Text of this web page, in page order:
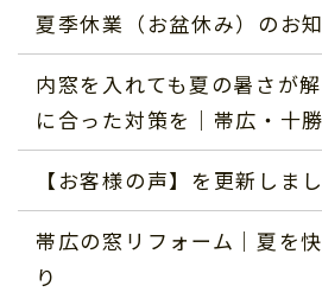
夏季休業（お盆休み）のお
内窓を入れても夏の暑さが
に合った対策を｜帯広・十勝
【お客様の声】を更新しま
帯広の窓リフォーム｜夏を
り